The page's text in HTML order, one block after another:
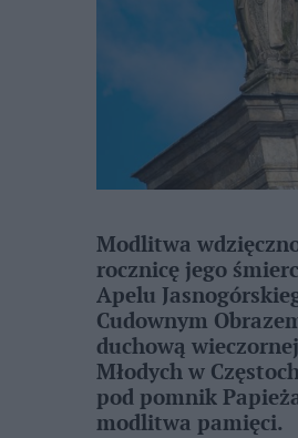
Modlitwa
rocznicę jego
Apelu
Cudownym
duchową
Młodych w
pod pomnik
modlitwa pamięci.